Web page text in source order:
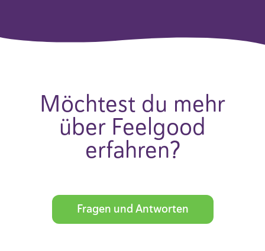
Möchtest du mehr
über Feelgood
erfahren?
Fragen und Antworten